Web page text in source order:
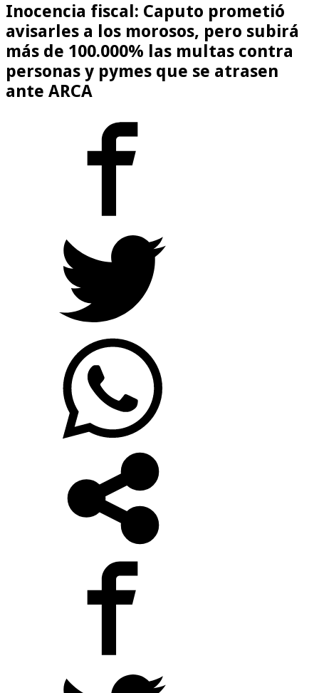
Inocencia fiscal: Caputo prometió
avisarles a los morosos, pero subirá
más de 100.000% las multas contra
personas y pymes que se atrasen
ante ARCA